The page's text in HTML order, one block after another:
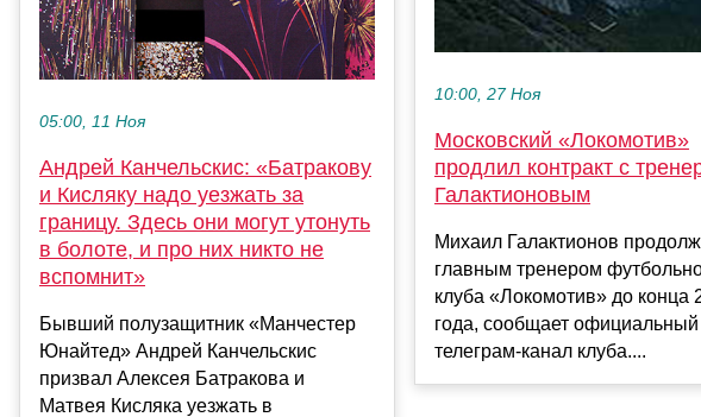
05:00, 11 Ноя
Андрей Канчельскис: «Батракову
и Кисляку надо уезжать за
границу. Здесь они могут утонуть
в болоте, и про них никто не
вспомнит»
Бывший полузащитник «Манчестер
Юнайтед» Андрей Канчельскис
призвал Алексея Батракова и
Матвея Кисляка уезжать в
10:00, 27 Ноя
Московский «Локомотив»
продлил контракт с
Галактионовым
Михаил Галактионов
главным тренером
клуба «Локомотив» до конца
года, сообщает официальный
телеграм-канал клуба....